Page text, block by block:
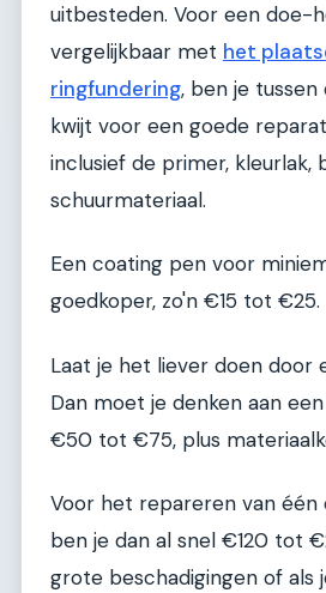
uitbesteden. Voor een doe-
vergelijkbaar met het
ringfundering, ben je
kwijt voor een goede
inclusief de primer, kleurlak,
schuurmateriaal.
Een coating pen voor
goedkoper, zo'n €15 tot €25.
Laat je het liever doen door
Dan moet je denken aan
€50 tot €75, plus
Voor het repareren van één
ben je dan al snel €120 tot
grote beschadigingen of als